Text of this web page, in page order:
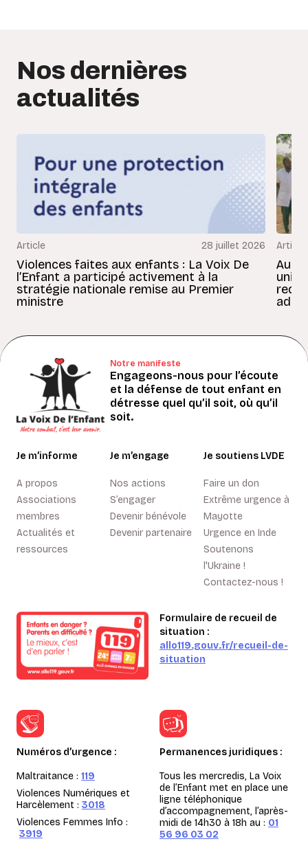
Nos dernières
actualités
Article 28 juillet 2026
Violences faites aux enfants : La Voix De
l’Enfant a participé activement à la
stratégie nationale remise au Premier
ministre
Article
Au
Notre manifeste
Engageons-nous pour l’écoute
et la défense de tout enfant en
détresse quel qu’il soit, où qu’il
soit.
Je m’informe
A propos
Associations
membres
Actualités et
ressources
Je m’engage
Nos actions
S’engager
Devenir bénévole
Devenir partenaire
Je soutiens LVDE
Faire un don
Extrême urgence à
Mayotte
Urgence en Inde
Soutenons
l'Ukraine !
Contactez-nous !
Formulaire de recueil de
situation :
allo119.gouv.fr/recueil-de-
situation
Numéros d’urgence :
Maltraitance : 119
Violences Numériques et
Harcèlement : 3018
Violences Femmes Info :
3919
Permanences juridiques :
Tous les mercredis, La Voix
de l’Enfant met en place une
ligne téléphonique
d’accompagnement, l’après-
midi de 14h30 à 18h au : 01
56 96 03 02